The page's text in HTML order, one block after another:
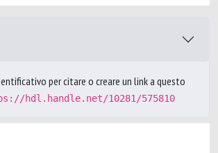
per citare o creare un link a questo
hdl.handle.net/10281/575810